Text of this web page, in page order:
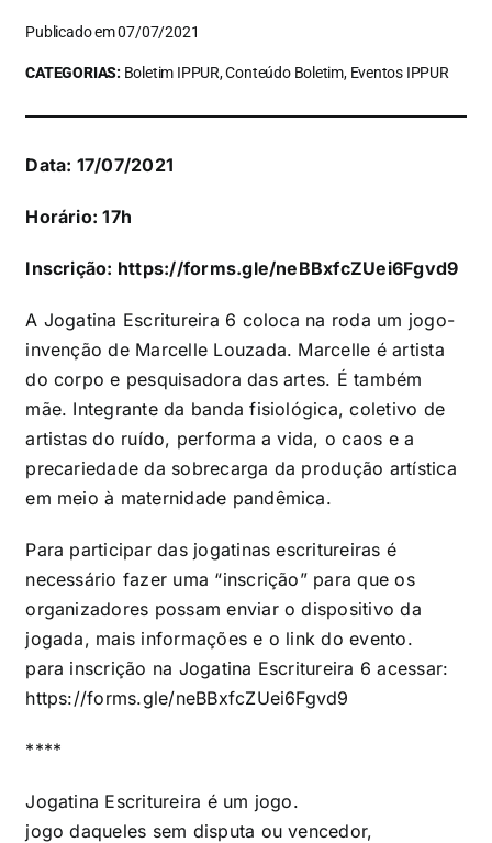
Publicado em 07/07/2021
CATEGORIAS: Boletim IPPUR, Conteúdo Boletim, Eventos IPPUR
Data: 17/07/2021
Horário: 17h
Inscrição: https://forms.gle/neBBxfcZUei6Fgvd9
A Jogatina Escritureira 6 coloca na roda um jogo-
invenção de Marcelle Louzada. Marcelle é artista
do corpo e pesquisadora das artes. É também
mãe. Integrante da banda fisiológica, coletivo de
artistas do ruído, performa a vida, o caos e a
precariedade da sobrecarga da produção artística
em meio à maternidade pandêmica.
Para participar das jogatinas escritureiras é
necessário fazer uma “inscrição” para que os
organizadores possam enviar o dispositivo da
jogada, mais informações e o link do evento.
para inscrição na Jogatina Escritureira 6 acessar:
https://forms.gle/neBBxfcZUei6Fgvd9
****
Jogatina Escritureira é um jogo.
jogo daqueles sem disputa ou vencedor,